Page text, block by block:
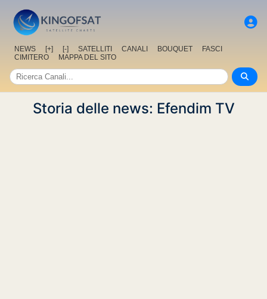
NEWS [+] [-] SATELLITI CANALI BOUQUET
FASCI
CIMITERO
MAPPA DEL SITO
Storia delle news: Efendim TV